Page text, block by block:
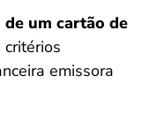
um cartão de
critérios
emissora